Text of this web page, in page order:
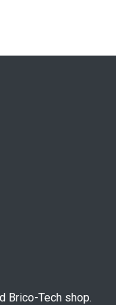
Brico-Tech shop.